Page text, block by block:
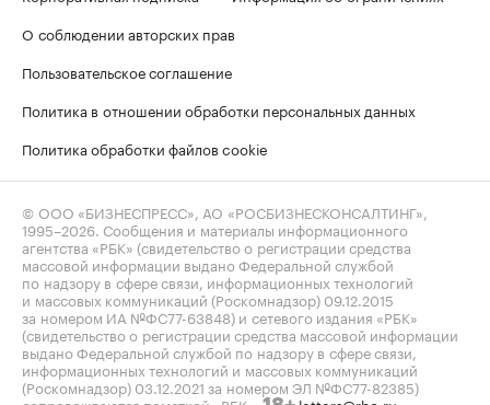
О соблюдении авторских прав
Пользовательское соглашение
Политика в отношении обработки персональных данных
Политика обработки файлов cookie
© ООО «БИЗНЕСПРЕСС», АО «РОСБИЗНЕСКОНСАЛТИНГ»,
1995–2026 . Сообщения и материалы информационного
агентства «РБК» (свидетельство о регистрации средства
массовой информации выдано Федеральной службой
по надзору в сфере связи, информационных технологий
и массовых коммуникаций (Роскомнадзор) 09.12.2015
за номером ИА №ФС77-63848) и сетевого издания «РБК»
(свидетельство о регистрации средства массовой информации
выдано Федеральной службой по надзору в сфере связи,
информационных технологий и массовых коммуникаций
(Роскомнадзор) 03.12.2021 за номером ЭЛ №ФС77-82385)